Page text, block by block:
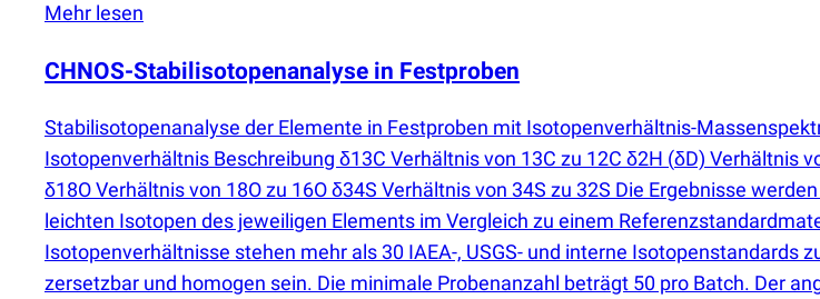
Mehr lesen
CHNOS-Stabilisotopenanalyse in Festproben
Stabilisotopenanalyse der Elemente in Festproben mit Isotopenverhältnis-
Isotopenverhältnis Beschreibung δ13C Verhältnis von 13C zu 12C δ2H (δD) Verhältnis
δ18O Verhältnis von 18O zu 16O δ34S Verhältnis von 34S zu 32S Die Ergebnisse
leichten Isotopen des jeweiligen Elements im Vergleich zu einem
Isotopenverhältnisse stehen mehr als 30 IAEA-, USGS- und interne Isotopenstandards
zersetzbar und homogen sein. Die minimale Probenanzahl beträgt 50 pro Batch. Der